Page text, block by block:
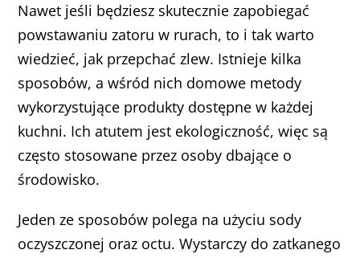
Nawet jeśli będziesz skutecznie zapobiegać
powstawaniu zatoru w rurach, to i tak warto
wiedzieć, jak przepchać zlew. Istnieje kilka
sposobów, a wśród nich domowe metody
wykorzystujące produkty dostępne w każdej
kuchni. Ich atutem jest ekologiczność, więc są
często stosowane przez osoby dbające o
środowisko.
Jeden ze sposobów polega na użyciu sody
oczyszczonej oraz octu. Wystarczy do zatkanego